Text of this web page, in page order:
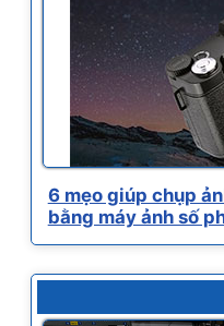
6 mẹo giúp chụp
bằng máy ảnh số